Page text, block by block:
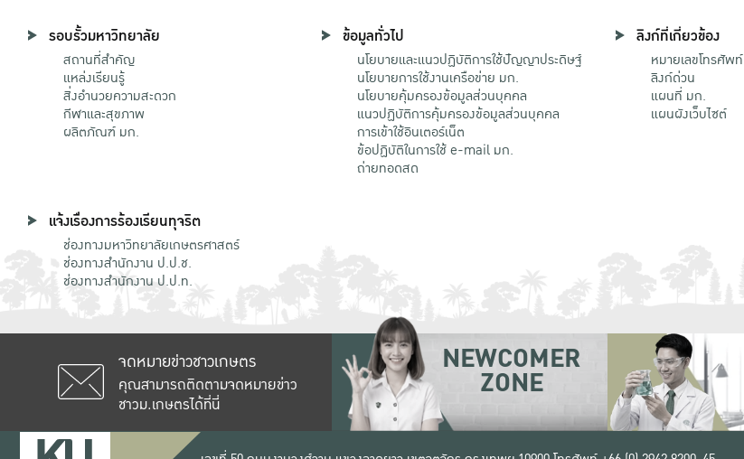
รอบรั้วมหาวิทยาลัย
สถานที่สำคัญ
แหล่งเรียนรู้
สิ่งอำนวยความสะดวก
กีฬาและสุขภาพ
ผลิตภัณฑ์ มก.
ข้อมูลทั่วไป
นโยบายและแนวปฏิบัติการใช้ปัญญาประดิษฐ์
นโยบายการใช้งานเครือข่าย มก.
นโยบายคุ้มครองข้อมูลส่วนบุคคล
แนวปฏิบัติการคุ้มครองข้อมูลส่วนบุคคล
การเข้าใช้อินเตอร์เน็ต
ข้อปฏิบัติในการใช้ e-mail มก.
ถ่ายทอดสด
ลิงก์ที่เกี่ยวข้อง
หมายเลขโทรศัพท์
ลิงก์ด่วน
แผนที่ มก.
แผนผังเว็บไซต์
แจ้งเรื่องการร้องเรียนทุจริต
ช่องทางมหาวิทยาลัยเกษตรศาสตร์
ช่องทางสำนักงาน ป.ป.ช.
ช่องทางสำนักงาน ป.ป.ท.
จดหมายข่าวชาวเกษตร
คุณสามารถติดตามจดหมายข่าว
ชาวม.เกษตรได้ที่นี่
NEWCOMER
ZONE